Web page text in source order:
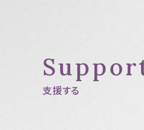
支援する